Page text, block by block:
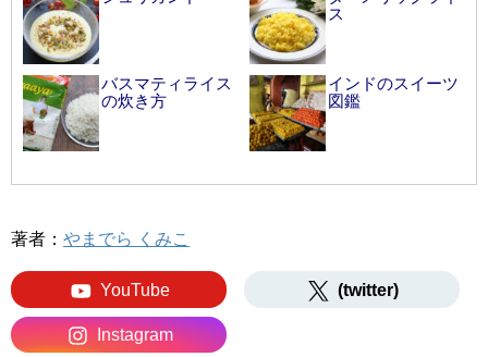
ス
バスマティライス
の炊き方
インドのスイーツ
図鑑
著者： やまでら くみこ
YouTube (twitter)
Instagram